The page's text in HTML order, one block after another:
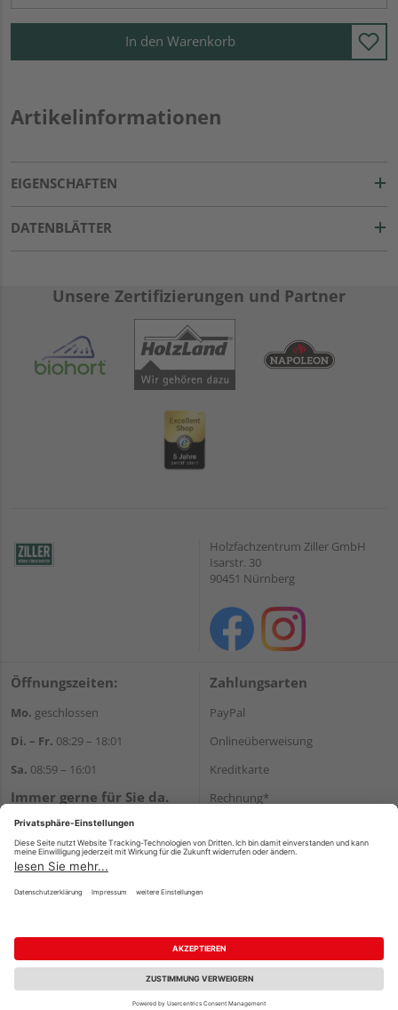
In den Warenkorb
Artikelinformationen
EIGENSCHAFTEN
DATENBLÄTTER
Unsere Zertifizierungen und Partner
Holzfachzentrum Ziller GmbH
Isarstr. 30
90451 Nürnberg
Öffnungszeiten:
Mo. geschlossen
Di. – Fr. 08:29 – 18:01
Sa. 08:59 – 16:01
Immer gerne für Sie da.
E-Mail:kontakt@holzziller.de
Zahlungsarten
PayPal
Onlineüberweisung
Kreditkarte
Rechnung*
Versand
Impressum AGB Widerruf
Datenschutz
Reservierungsbedingungen
Vertrag widerrufen